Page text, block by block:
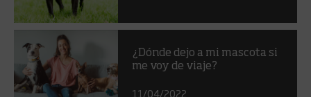
¿Dónde dejo a mi mascota si
me voy de viaje?
11/04/2022